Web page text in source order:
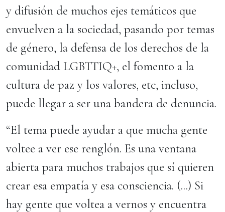
y difusión de muchos ejes temáticos que
envuelven a la sociedad, pasando por temas
de género, la defensa de los derechos de la
comunidad LGBTTIQ+, el fomento a la
cultura de paz y los valores, etc, incluso,
puede llegar a ser una bandera de denuncia.
“El tema puede ayudar a que mucha gente
voltee a ver ese renglón. Es una ventana
abierta para muchos trabajos que sí quieren
crear esa empatía y esa consciencia. (...) Si
hay gente que voltea a vernos y encuentra